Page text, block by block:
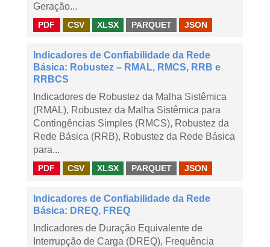
Geração...
PDF CSV XLSX PARQUET JSON
Indicadores de Confiabilidade da Rede
Básica: Robustez – RMAL, RMCS, RRB e
RRBCS
Indicadores de Robustez da Malha Sistêmica
(RMAL), Robustez da Malha Sistêmica para
Contingências Simples (RMCS), Robustez da
Rede Básica (RRB), Robustez da Rede Básica
para...
PDF CSV XLSX PARQUET JSON
Indicadores de Confiabilidade da Rede
Básica: DREQ, FREQ
Indicadores de Duração Equivalente de
Interrupção de Carga (DREQ), Frequência